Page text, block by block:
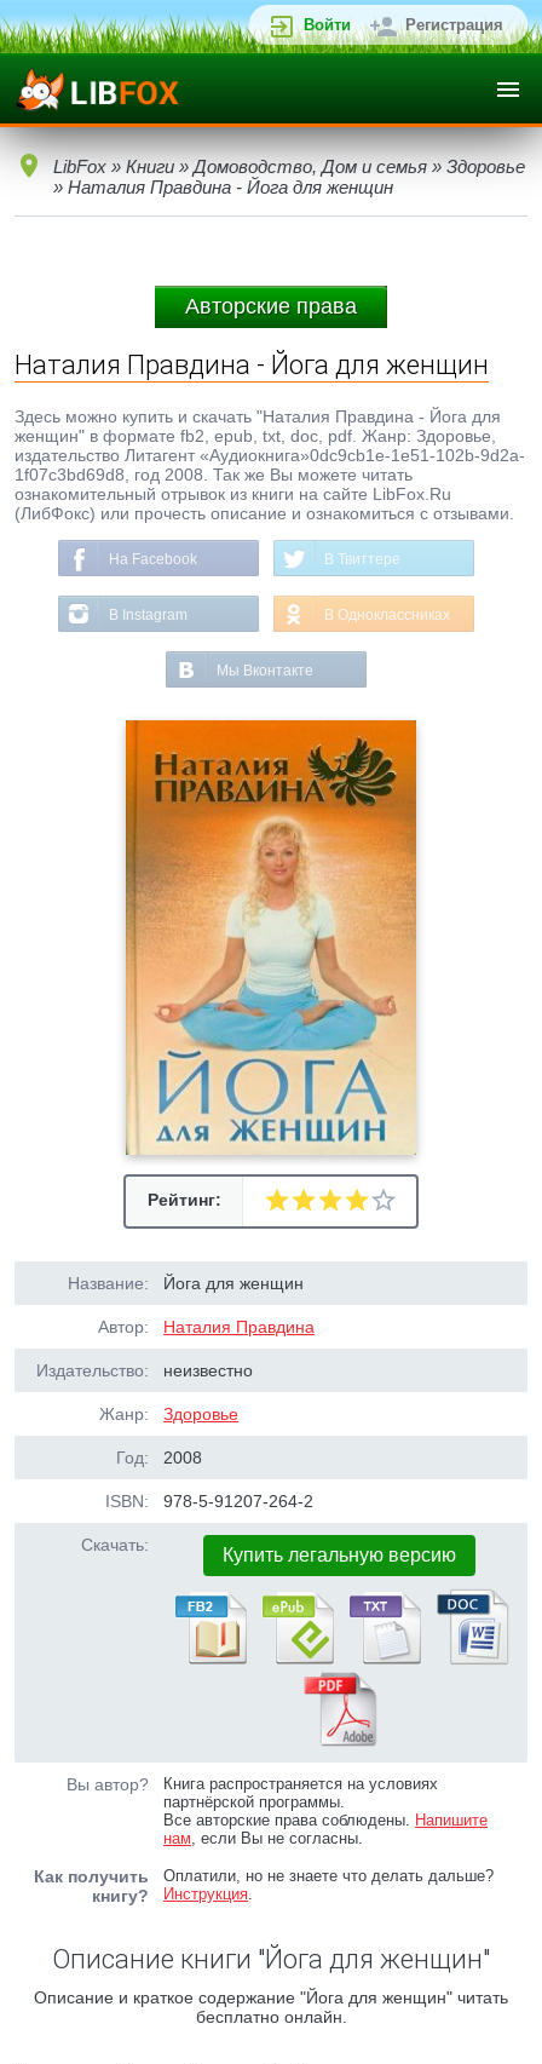
Войти Регистрация
LibFox » Книги » Домоводство, Дом и семья » Здоровье
» Наталия Правдина - Йога для женщин
Авторские права
Наталия Правдина - Йога для женщин
Здесь можно купить и скачать "Наталия Правдина - Йога для
женщин" в формате fb2, epub, txt, doc, pdf. Жанр: Здоровье,
издательство Литагент «Аудиокнига»0dc9cb1e-1e51-102b-9d2a-
1f07c3bd69d8, год 2008. Так же Вы можете читать
ознакомительный отрывок из книги на сайте LibFox.Ru
(ЛибФокс) или прочесть описание и ознакомиться с отзывами.
На Facebook В Твиттере
В Instagram В Одноклассниках
Мы Вконтакте
Рейтинг:
Название: Йога для женщин
Автор: Наталия Правдина
Издательство: неизвестно
Жанр: Здоровье
Год: 2008
ISBN: 978-5-91207-264-2
Скачать: Купить легальную версию
Вы автор?
Книга распространяется на условиях
партнёрской программы.
Все авторские права соблюдены. Напишите
нам, если Вы не согласны.
Как получить
книгу?
Оплатили, но не знаете что делать дальше?
Инструкция.
Описание книги "Йога для женщин"
Описание и краткое содержание "Йога для женщин" читать
бесплатно онлайн.